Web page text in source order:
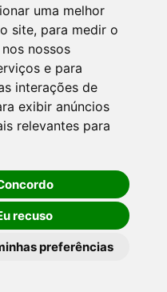
uma melhor
site, para medir o
nossos
e para
interações de
exibir anúncios
relevantes para
recuso
preferências
à Prefeitura de